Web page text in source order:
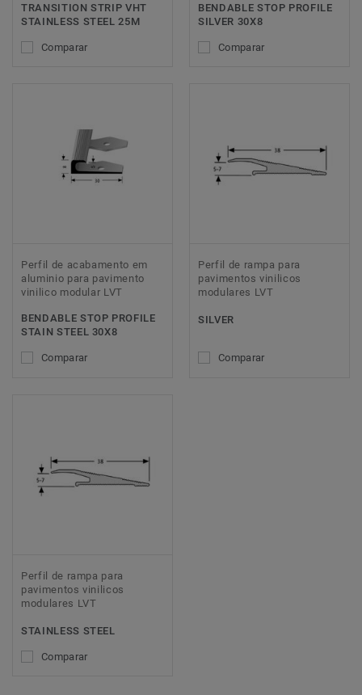
TRANSITION STRIP VHT
STAINLESS STEEL 25M
Comparar
BENDABLE STOP PROFILE
SILVER 30X8
Comparar
Perfil de acabamento em
aluminio para pavimento
vinilico modular LVT
BENDABLE STOP PROFILE
STAIN STEEL 30X8
Comparar
Perfil de rampa para
pavimentos vinilicos
modulares LVT
SILVER
Comparar
Perfil de rampa para
pavimentos vinilicos
modulares LVT
STAINLESS STEEL
Comparar